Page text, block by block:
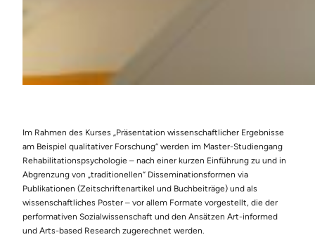
Im Rahmen des Kurses „Präsentation wissenschaftlicher Ergebnisse
am Beispiel qualitativer Forschung“ werden im Master-Studiengang
Rehabilitationspsychologie – nach einer kurzen Einführung zu und in
Abgrenzung von „traditionellen“ Disseminationsformen via
Publikationen (Zeitschriftenartikel und Buchbeiträge) und als
wissenschaftliches Poster – vor allem Formate vorgestellt, die der
performativen Sozialwissenschaft und den Ansätzen Art-informed
und Arts-based Research zugerechnet werden.